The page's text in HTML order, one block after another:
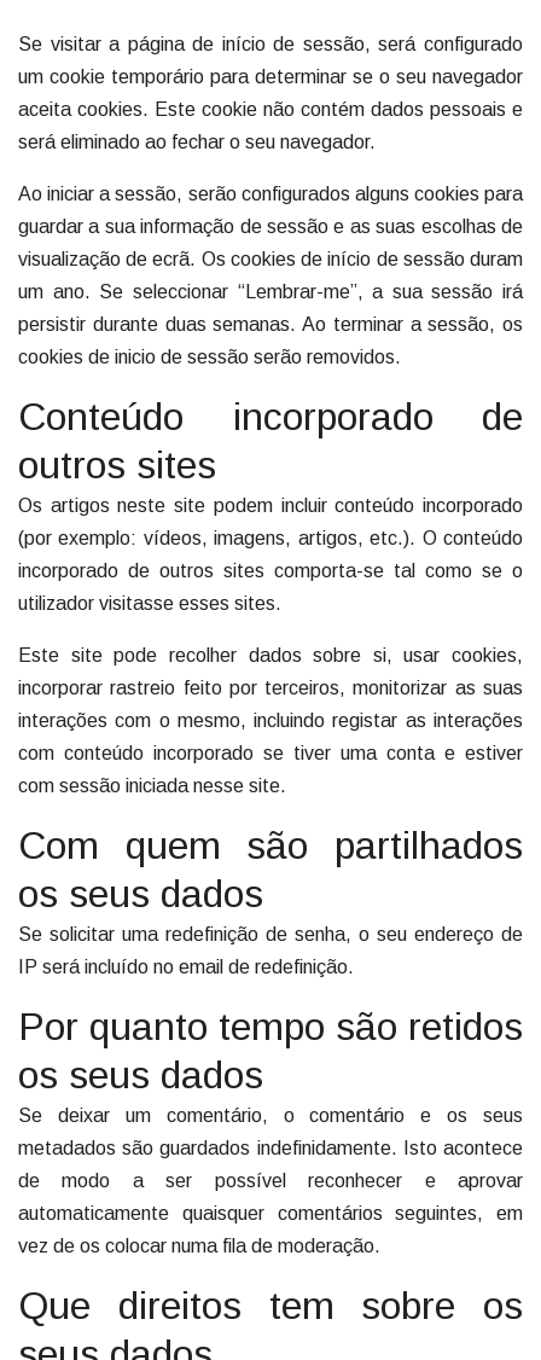
Se visitar a página de início de sessão, será configurado
um cookie temporário para determinar se o seu navegador
aceita cookies. Este cookie não contém dados pessoais e
será eliminado ao fechar o seu navegador.
Ao iniciar a sessão, serão configurados alguns cookies para
guardar a sua informação de sessão e as suas escolhas de
visualização de ecrã. Os cookies de início de sessão duram
um ano. Se seleccionar “Lembrar-me”, a sua sessão irá
persistir durante duas semanas. Ao terminar a sessão, os
cookies de inicio de sessão serão removidos.
Conteúdo incorporado de
outros sites
Os artigos neste site podem incluir conteúdo incorporado
(por exemplo: vídeos, imagens, artigos, etc.). O conteúdo
incorporado de outros sites comporta-se tal como se o
utilizador visitasse esses sites.
Este site pode recolher dados sobre si, usar cookies,
incorporar rastreio feito por terceiros, monitorizar as suas
interações com o mesmo, incluindo registar as interações
com conteúdo incorporado se tiver uma conta e estiver
com sessão iniciada nesse site.
Com quem são partilhados
os seus dados
Se solicitar uma redefinição de senha, o seu endereço de
IP será incluído no email de redefinição.
Por quanto tempo são retidos
os seus dados
Se deixar um comentário, o comentário e os seus
metadados são guardados indefinidamente. Isto acontece
de modo a ser possível reconhecer e aprovar
automaticamente quaisquer comentários seguintes, em
vez de os colocar numa fila de moderação.
Que direitos tem sobre os